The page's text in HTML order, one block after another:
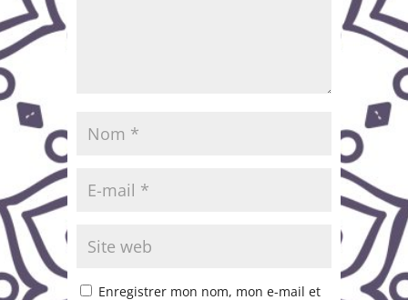
Enregistrer mon nom, mon e-mail et